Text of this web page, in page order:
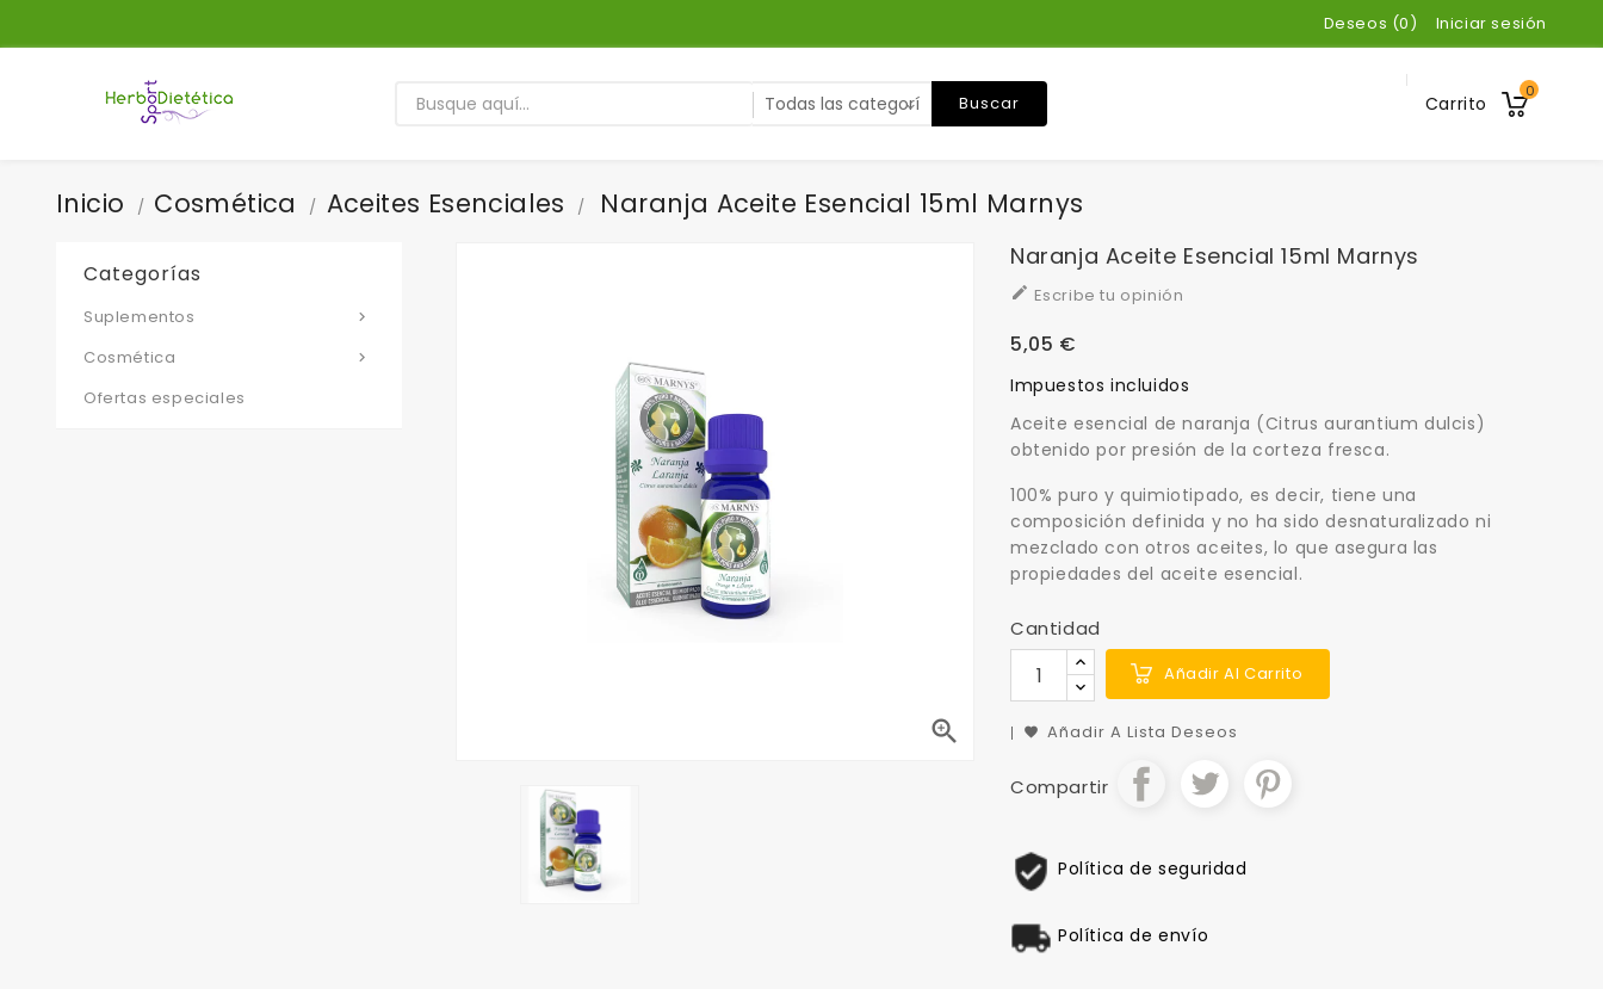
Iniciar sesión
Deseos (0)
Carrito
0
Buscar
Inicio Cosmética Aceites Esenciales Naranja Aceite Esencial 15ml Marnys
Categorías

Suplementos

Cosmética
Ofertas especiales

Naranja Aceite Esencial 15ml Marnys
 Escribe tu opinión
5,05 €
Impuestos incluidos
Aceite esencial de naranja (Citrus aurantium dulcis)
obtenido por presión de la corteza fresca.
100% puro y quimiotipado, es decir, tiene una
composición definida y no ha sido desnaturalizado ni
mezclado con otros aceites, lo que asegura las
propiedades del aceite esencial.
Cantidad
Añadir Al Carrito
Añadir A Lista Deseos
Compartir
Política de seguridad
Política de envío